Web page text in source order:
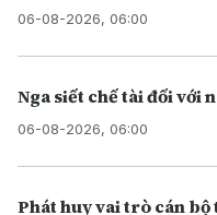
06-08-2026, 06:00
Nga siết chế tài đối với
06-08-2026, 06:00
Phát huy vai trò cán bộ